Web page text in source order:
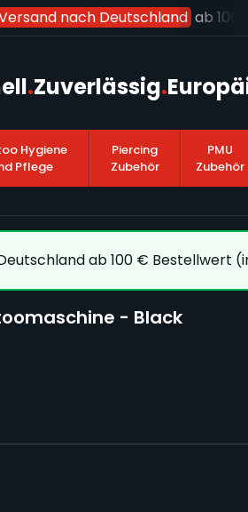
nach Deutschlandab 100 €
.Zuverlässig.
Hygiene
Pflege
Piercing
Zubehör
PMU
Zubehör
ab 100 € Bestellwert
- Black